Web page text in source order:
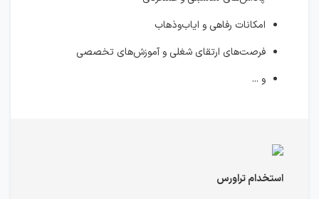
امکانات رفاهی و ایاب‌وذهاب
فرصت‌های ارتقای شغلی و آموزش‌های تخصصی
و ...
استخدام تراورس